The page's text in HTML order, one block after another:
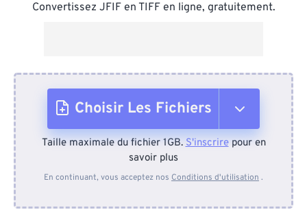
Convertissez JFIF en TIFF en ligne, gratuitement.
Choisir Les Fichiers
Depuis l'appareil
Taille maximale du fichier 1GB.S'inscrirepour en
savoir plus
En continuant, vous acceptez nos Conditions d'utilisation .